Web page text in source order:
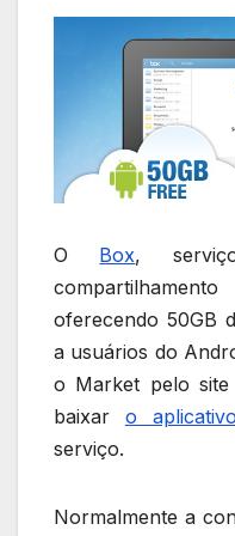
O Box,
oferecendo 50GB
a usuários do
o Market pelo
baixar o aplicativo
serviço.
Normalmente a